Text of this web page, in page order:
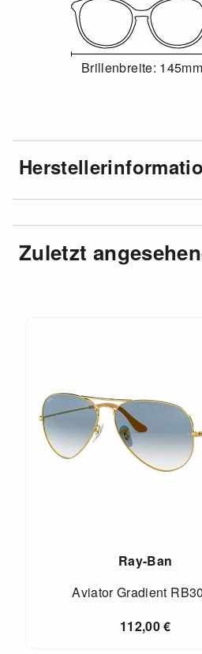
Brillenbreite: 145mm
Zuletzt
Ray-Ban
Aviator Gradient
112,00€